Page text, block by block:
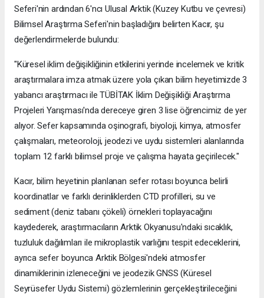
Seferi'nin ardından 6'ncı Ulusal Arktik (Kuzey Kutbu ve çevresi)
Bilimsel Araştırma Seferi'nin başladığını belirten Kacır, şu
değerlendirmelerde bulundu:
"Küresel iklim değişikliğinin etkilerini yerinde incelemek ve kritik
araştırmalara imza atmak üzere yola çıkan bilim heyetimizde 3
yabancı araştırmacı ile TÜBİTAK İklim Değişikliği Araştırma
Projeleri Yarışması'nda dereceye giren 3 lise öğrencimiz de yer
alıyor. Sefer kapsamında oşinografi, biyoloji, kimya, atmosfer
çalışmaları, meteoroloji, jeodezi ve uydu sistemleri alanlarında
toplam 12 farklı bilimsel proje ve çalışma hayata geçirilecek."
Kacır, bilim heyetinin planlanan sefer rotası boyunca belirli
koordinatlar ve farklı derinliklerden CTD profilleri, su ve
sediment (deniz tabanı çökeli) örnekleri toplayacağını
kaydederek, araştırmacıların Arktik Okyanusu'ndaki sıcaklık,
tuzluluk dağılımları ile mikroplastik varlığını tespit edeceklerini,
ayrıca sefer boyunca Arktik Bölgesi'ndeki atmosfer
dinamiklerinin izleneceğini ve jeodezik GNSS (Küresel
Seyrüsefer Uydu Sistemi) gözlemlerinin gerçekleştirileceğini